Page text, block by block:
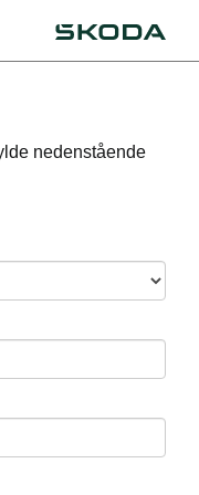
nedenstående